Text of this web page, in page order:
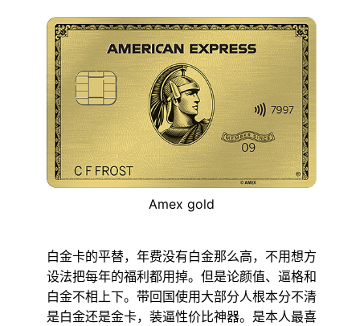
Amex gold
白金卡的平替，年费没有白金那么高，不用想方
设法把每年的福利都用掉。但是论颜值、逼格和
白金不相上下。带回国使用大部分人根本分不清
是白金还是金卡，装逼性价比神器。是本人最喜